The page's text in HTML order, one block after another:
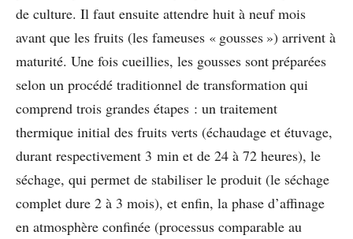
de culture. Il faut ensuite attendre huit à neuf mois
avant que les fruits (les fameuses « gousses ») arrivent à
maturité. Une fois cueillies, les gousses sont préparées
selon un procédé traditionnel de transformation qui
comprend trois grandes étapes : un traitement
thermique initial des fruits verts (échaudage et étuvage,
durant respectivement 3 min et de 24 à 72 heures), le
séchage, qui permet de stabiliser le produit (le séchage
complet dure 2 à 3 mois), et enfin, la phase d’affinage
en atmosphère confinée (processus comparable au